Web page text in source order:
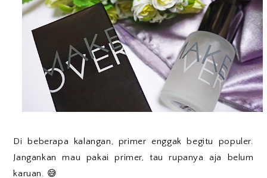
Di beberapa kalangan, primer enggak begitu populer.
Jangankan mau pakai primer, tau rupanya aja belum
karuan. 😅